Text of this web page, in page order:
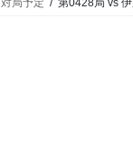
局予定 第0428局